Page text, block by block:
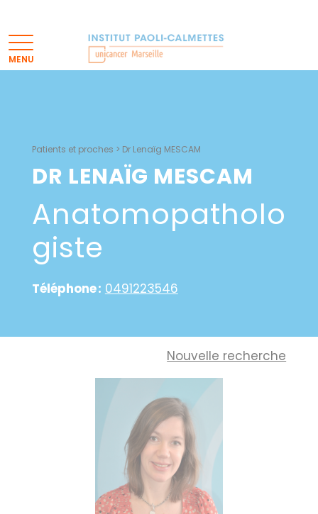
Patients et proches > Dr Lenaïg MESCAM
DR LENAÏG MESCAM
Anatomopatholo
Giste
Téléphone : 0491223546
Nouvelle recherche